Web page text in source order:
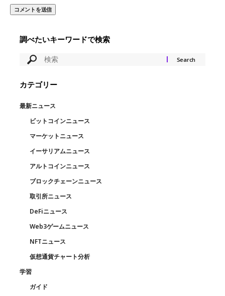
調べたいキーワードで検索
カテゴリー
最新ニュース
ビットコインニュース
マーケットニュース
イーサリアムニュース
アルトコインニュース
ブロックチェーンニュース
取引所ニュース
DeFiニュース
Web3ゲームニュース
NFTニュース
仮想通貨チャート分析
学習
ガイド